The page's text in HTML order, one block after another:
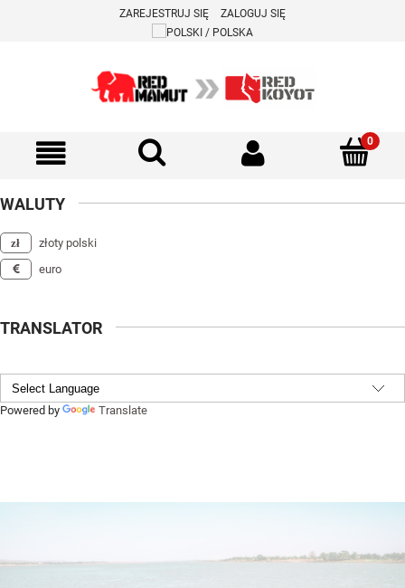
ZAREJESTRUJ SIĘ ZALOGUJ SIĘ
WALUTY
złoty polski
euro
TRANSLATOR
Powered by Translate